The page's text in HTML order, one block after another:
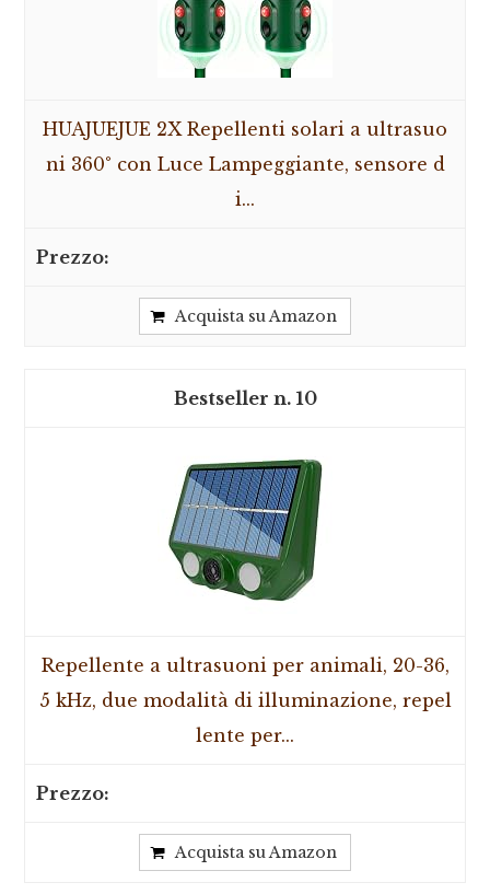
HUAJUEJUE 2X Repellenti solari a ultrasuo
ni 360° con Luce Lampeggiante, sensore d
i...
Acquista su Amazon
10
Repellente a ultrasuoni per animali, 20-36,
5 kHz, due modalità di illuminazione, repel
lente per...
Acquista su Amazon